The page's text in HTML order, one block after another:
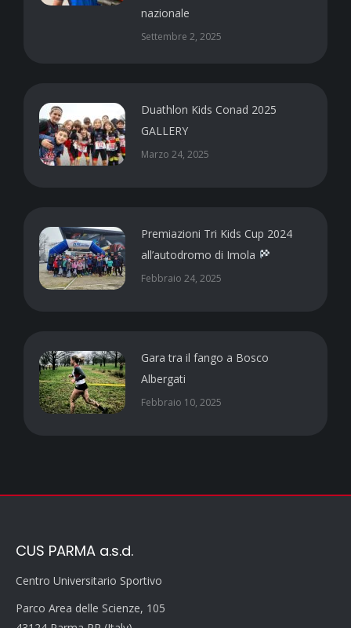
nazionale
Settembre 2, 2025
Duathlon Kids Conad 2025
GALLERY
Marzo 24, 2025
Premiazioni Tri Kids Cup 2024
all’autodromo di Imola
Febbraio 24, 2025
Gara tra il fango a Bosco
Albergati
Febbraio 10, 2025
CUS PARMA a.s.d.
Centro Universitario Sportivo
Parco Area delle Scienze, 105